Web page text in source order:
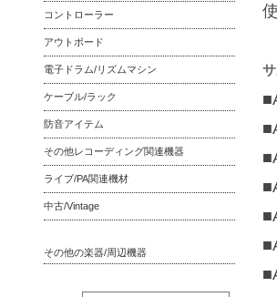
コントローラー
アウトボード
電子ドラム/リズムマシン
ケーブル/ラック
防音アイテム
その他レコーディング関連機器
ライブ/PA関連機材
中古/Vintage
その他の楽器/周辺機器